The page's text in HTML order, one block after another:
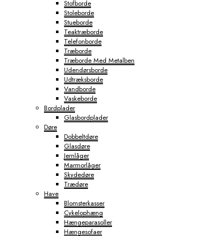
Stofborde
Stoleborde
Stueborde
Teaktræborde
Telefonborde
Træborde
Træborde Med Metalben
Udendørsborde
Udtræksborde
Vandborde
Vaskeborde
Bordplader
Glasbordplader
Døre
Dobbeltdøre
Glasdøre
Jernlåger
Marmorlåger
Skydedøre
Trædøre
Have
Blomsterkasser
Cykelophæng
Hængeparasoller
Hængesofaer